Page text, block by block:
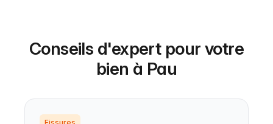
Conseils d'expert pour votre
bien à Pau